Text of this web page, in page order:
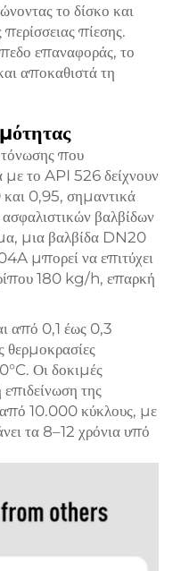
το δίσκο και
πίεσης.
επαναφοράς, το
αποκαθιστά τη
που
το API 526 δείχνουν
και 0,95, σημαντικά
βαλβίδων
μια βαλβίδα DN20
μπορεί να επιτύχει
180 kg/h, επαρκή
από 0,1 έως 0,3
θερμοκρασίες
Οι δοκιμές
επιδείνωση της
10.000 κύκλους, με
τα 8–12 χρόνια υπό